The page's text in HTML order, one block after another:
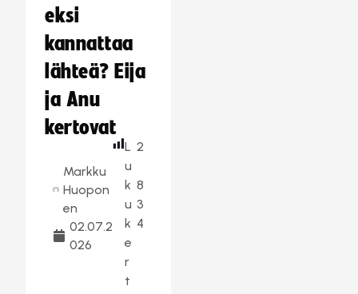
eksi
kannattaa
lähteä? Eija
ja Anu
kertovat
Markku
Huopon
en
02.07.2
026
L
u
k
u
k
e
r
t
2
8
3
4